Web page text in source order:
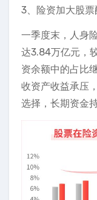
3、险资加大股
一季度末，人身
达3.84万亿元，
资余额中的占比
收资产收益承压
选择，长期资金